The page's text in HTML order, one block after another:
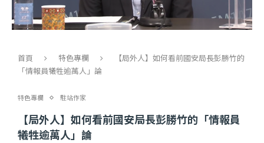
首頁 特色專欄
【局外人】如何看前國安局長彭勝竹的
「情報員犧牲逾萬人」論
特色專欄 駐站作家
【局外人】如何看前國安局長彭勝竹的「情報員
犧牲逾萬人」論